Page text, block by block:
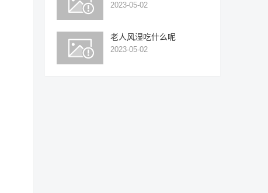
2023-05-02
老人风湿吃什么呢
2023-05-02